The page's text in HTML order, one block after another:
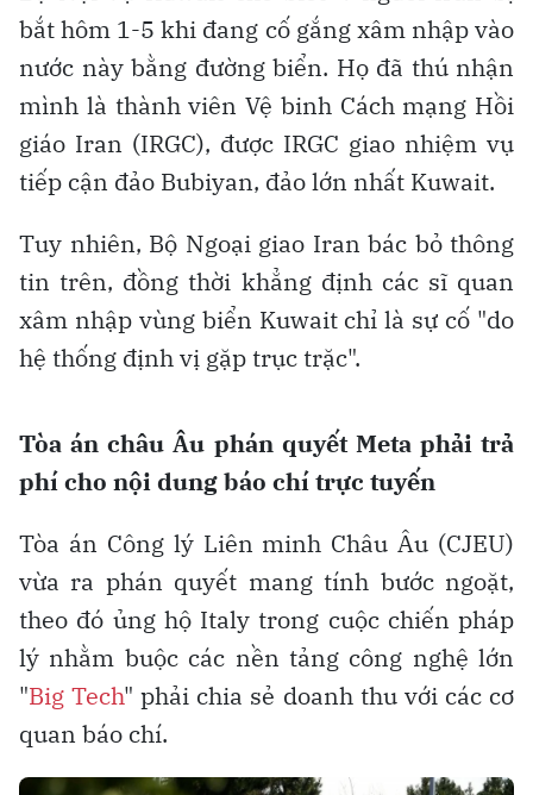
bắt hôm 1-5 khi đang cố gắng xâm nhập vào
nước này bằng đường biển. Họ đã thú nhận
mình là thành viên Vệ binh Cách mạng Hồi
giáo Iran (IRGC), được IRGC giao nhiệm vụ
tiếp cận đảo Bubiyan, đảo lớn nhất Kuwait.
Tuy nhiên, Bộ Ngoại giao Iran bác bỏ thông
tin trên, đồng thời khẳng định các sĩ quan
xâm nhập vùng biển Kuwait chỉ là sự cố "do
hệ thống định vị gặp trục trặc".
Tòa án châu Âu phán quyết Meta phải trả
phí cho nội dung báo chí trực tuyến
Tòa án Công lý Liên minh Châu Âu (CJEU)
vừa ra phán quyết mang tính bước ngoặt,
theo đó ủng hộ Italy trong cuộc chiến pháp
lý nhằm buộc các nền tảng công nghệ lớn
"Big Tech" phải chia sẻ doanh thu với các cơ
quan báo chí.